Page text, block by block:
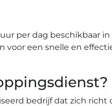
per dag beschikbaar
een snelle en
bedrijf dat zich